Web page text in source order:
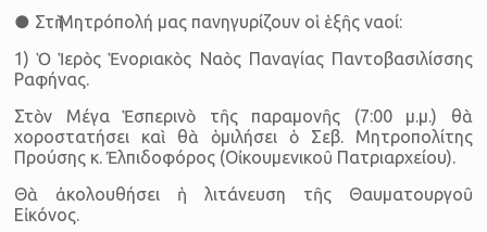
● Στὴ Μητρόπολή μας πανηγυρίζουν οἱ ἑξῆς ναοί:
1) Ὁ Ἱερὸς Ἑνοριακὸς Ναὸς Παναγίας Παντοβασιλίσσης
Ραφήνας.
Στὸν Μέγα Ἑσπερινὸ τῆς παραμονῆς (7:00 μ.μ.) θὰ
χοροστατήσει καὶ θὰ ὁμιλήσει ὁ Σεβ. Μητροπολίτης
Προύσης κ. Ἐλπιδοφόρος (Οἰκουμενικοῦ Πατριαρχείου).
Θὰ ἀκολουθήσει ἡ λιτάνευση τῆς Θαυματουργοῦ
Εἰκόνος.